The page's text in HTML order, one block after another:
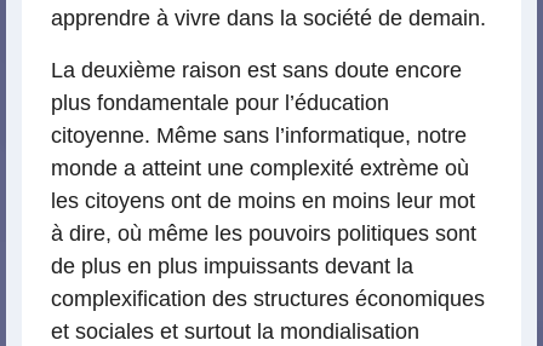
apprendre à vivre dans la société de demain.
La deuxième raison est sans doute encore
plus fondamentale pour l’éducation
citoyenne. Même sans l’informatique, notre
monde a atteint une complexité extrème où
les citoyens ont de moins en moins leur mot
à dire, où même les pouvoirs politiques sont
de plus en plus impuissants devant la
complexification des structures économiques
et sociales et surtout la mondialisation